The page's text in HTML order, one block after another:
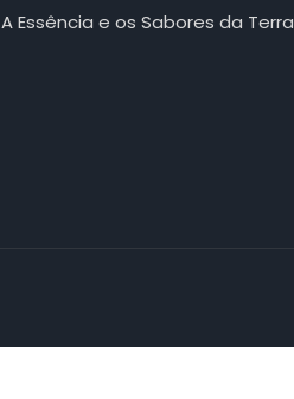
A Essência e os Sabores da Terra